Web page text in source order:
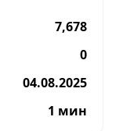
7,678
0
04.08.2025
1 мин